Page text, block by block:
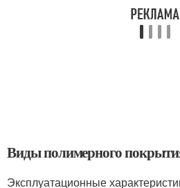
Виды полимерного
Эксплуатационные